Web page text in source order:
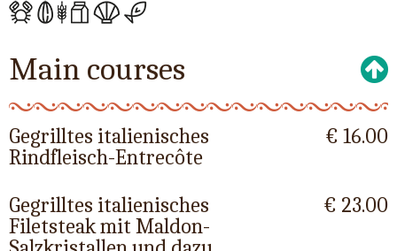
Main courses
Gegrilltes italienisches
Rindfleisch-Entrecôte
€ 16.00
Gegrilltes italienisches
Filetsteak mit Maldon-
€ 23.00